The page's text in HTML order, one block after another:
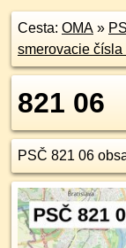
Cesta: OMA »
smerovacie čísla
821 06
PSČ 821 06